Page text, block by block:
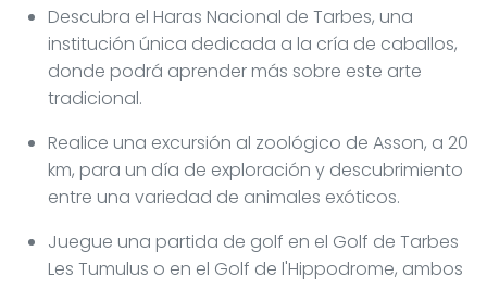
Descubra el Haras Nacional de Tarbes, una
institución única dedicada a la cría de caballos,
donde podrá aprender más sobre este arte
tradicional.
Realice una excursión al zoológico de Asson, a 20
km, para un día de exploración y descubrimiento
entre una variedad de animales exóticos.
Juegue una partida de golf en el Golf de Tarbes
Les Tumulus o en el Golf de l'Hippodrome, ambos